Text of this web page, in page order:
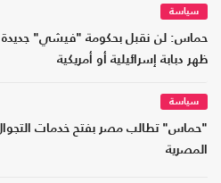
سياسة
حماس: لن نقبل بحكومة "فيشي" جديدة
ظهر دبابة إسرائيلية أو أمريكية
سياسة
"حماس" تطالب مصر بفتح خدمات
المصرية